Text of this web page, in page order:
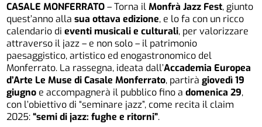
CASALE MONFERRATO– Torna ilMonfrà Jazz Fest, giunto
quest’anno allasua ottava edizione, e lo fa con un ricco
calendario dieventi musicali e culturali, per valorizzare
attraverso il jazz – e non solo – il patrimonio
paesaggistico, artistico ed enogastronomico del
Monferrato. La rassegna, ideata dall’Accademia Europea
d’Arte Le Muse di Casale Monferrato, partiràgiovedì 19
giugno e accompagnerà il pubblico fino adomenica 29,
con l’obiettivo di “seminare jazz”, come recita il claim
2025:“semi di jazz: fughe e ritorni”.